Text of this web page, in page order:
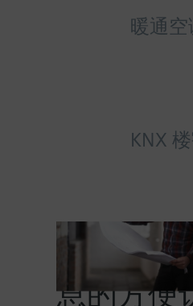
暖通
KNX
HIT提供
息的方便